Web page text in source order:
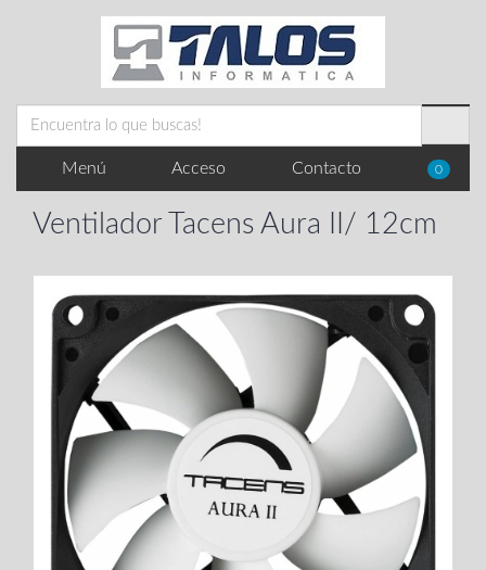
Menú Acceso Contacto 0
Ventilador Tacens Aura II/ 12cm